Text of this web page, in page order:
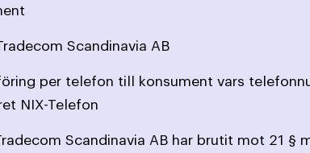
Scandinavia AB
per telefon till konsument vars
NIX-Telefon
Scandinavia AB har brutit mot 21 §